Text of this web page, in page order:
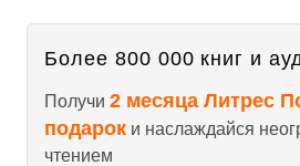
Более 800 000 книг и
Получи 2 месяца Литрес
подарок и наслаждайся
чтением